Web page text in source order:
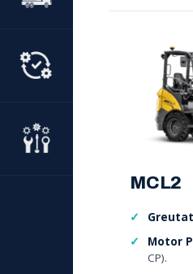
MCL2
Motor
CP).